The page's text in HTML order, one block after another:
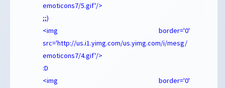
emoticons7/5.gif'/>
;;)
<img border='0'
src='http://us.i1.yimg.com/us.yimg.com/i/mesg/
emoticons7/4.gif'/>
:D
<img border='0'